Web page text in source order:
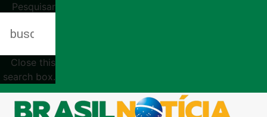
Pesquisar
Close this
search box.